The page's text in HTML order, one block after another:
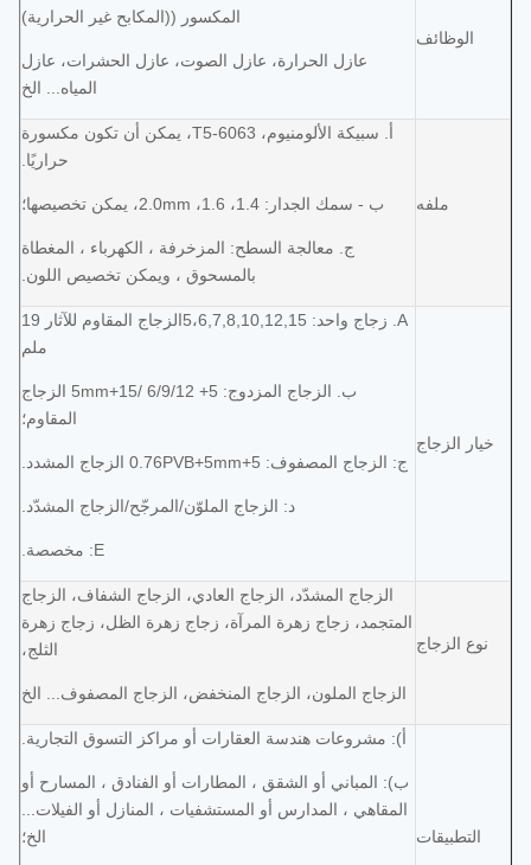
الوظائف
المكسور ((المكابح غير الحرارية)
عازل الحرارة، عازل الصوت، عازل الحشرات، عازل
المياه... الخ
ملفه
أ. سبيكة الألومنيوم، 6063-T5، يمكن أن تكون مكسورة
حراريًا.
ب - سمك الجدار: 1.4، 1.6، 2.0mm، يمكن تخصيصها؛
ج. معالجة السطح: المزخرفة ، الكهرباء ، المغطاة
بالمسحوق ، ويمكن تخصيص اللون.
خيار الزجاج
A. زجاج واحد: 5،6,7,8,10,12,15الزجاج المقاوم للآثار 19
ملم
ب. الزجاج المزدوج: 5+ 6/9/12 /15+5mm الزجاج
المقاوم؛
ج: الزجاج المصفوف: 5+0.76PVB+5mm الزجاج المشدد.
د: الزجاج الملوّن/المرجّح/الزجاج المشدّد.
E: مخصصة.
نوع الزجاج
الزجاج المشدّد، الزجاج العادي، الزجاج الشفاف، الزجاج
المتجمد، زجاج زهرة المرآة، زجاج زهرة الظل، زجاج زهرة
الثلج،
الزجاج الملون، الزجاج المنخفض، الزجاج المصفوف... الخ
التطبيقات
أ): مشروعات هندسة العقارات أو مراكز التسوق التجارية.
ب): المباني أو الشقق ، المطارات أو الفنادق ، المسارح أو
المقاهي ، المدارس أو المستشفيات ، المنازل أو الفيلات...
الخ؛